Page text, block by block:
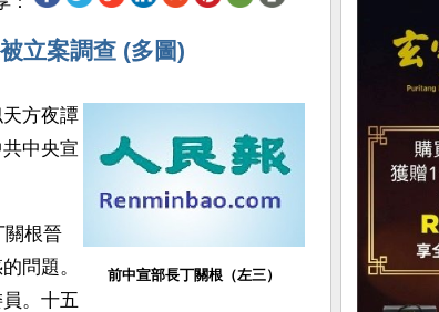
立案調查 (多圖)
前中宣部長丁關根（左三）
方夜譚
中央宣
關根晉
問題。
。十五